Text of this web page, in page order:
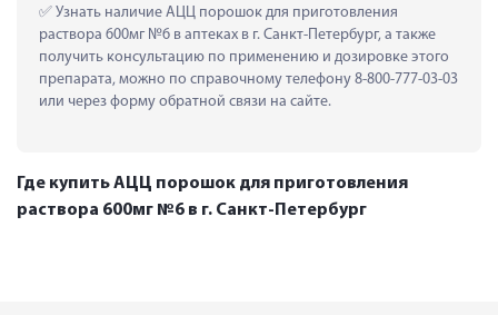
Узнать наличие АЦЦ порошок для приготовления
раствора 600мг №6 в аптеках в г. Санкт-Петербург, а также
получить консультацию по применению и дозировке этого
препарата, можно по справочному телефону 8-800-777-03-03
или через форму обратной связи на сайте.
Где купить АЦЦ порошок для приготовления
раствора 600мг №6 в г. Санкт-Петербург